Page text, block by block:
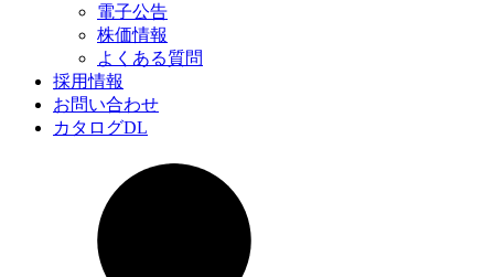
電子公告
株価情報
よくある質問
採用情報
お問い合わせ
カタログDL